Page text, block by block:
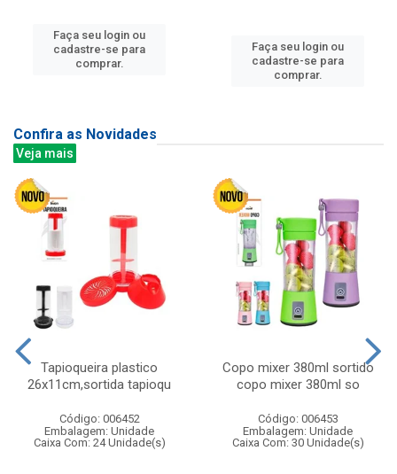
Faça seu login ou
cadastre-se para
comprar.
Faça seu login ou
cadastre-se para
comprar.
Confira as Novidades
Veja mais
Tapioqueira plastico
26x11cm,sortida tapioqu
Código: 006452
Embalagem: Unidade
Caixa Com: 24 Unidade(s)
Copo mixer 380ml sortido
copo mixer 380ml so
Código: 006453
Embalagem: Unidade
Caixa Com: 30 Unidade(s)